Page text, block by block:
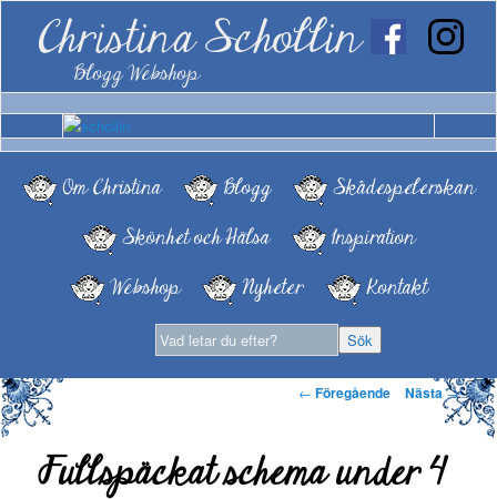
Christina Schollin
Blogg Webshop
Om Christina Blogg
Skådespelerskan
Skönhet och Hälsa
Inspiration
Webshop
Nyheter Kontakt
Inläggsnavigering
← Föregående Nästa→
Fullspäckat schema under 4